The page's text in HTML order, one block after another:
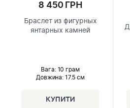
8 450 ГРН
Браслет из фигурных
янтарных камней
Вага: 10 грам
Довжина: 17.5 см